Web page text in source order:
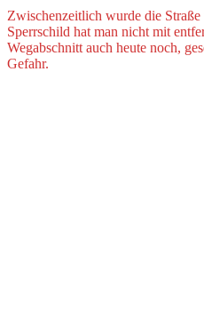
Zwischenzeitlich wurde die
Sperrschild hat man nicht mit
Wegabschnitt auch heute noch,
Gefahr.